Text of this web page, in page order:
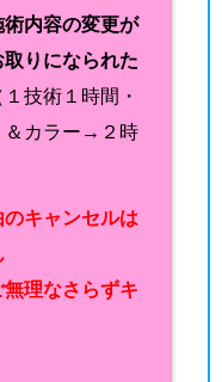
内容の変更が
りになられた
１技術１時間・
＆カラー→２時
キャンセルは
理なさらずキ